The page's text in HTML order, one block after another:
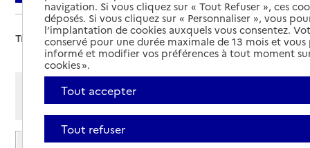
Trier par :
Afficher les résultats par:
Mode liste
Mode carte
EHPAD Henri-Dunant
navigation. Si vous cliquez sur « Tout Refuser », ces
déposés. Si vous cliquez sur « Personnaliser », vous
l’implantation de cookies auxquels vous consentez.
conservé pour une durée maximale de 13 mois et
informé et modifier vos préférences à tout moment
cookies ».
Tout accepter
Tout refuser